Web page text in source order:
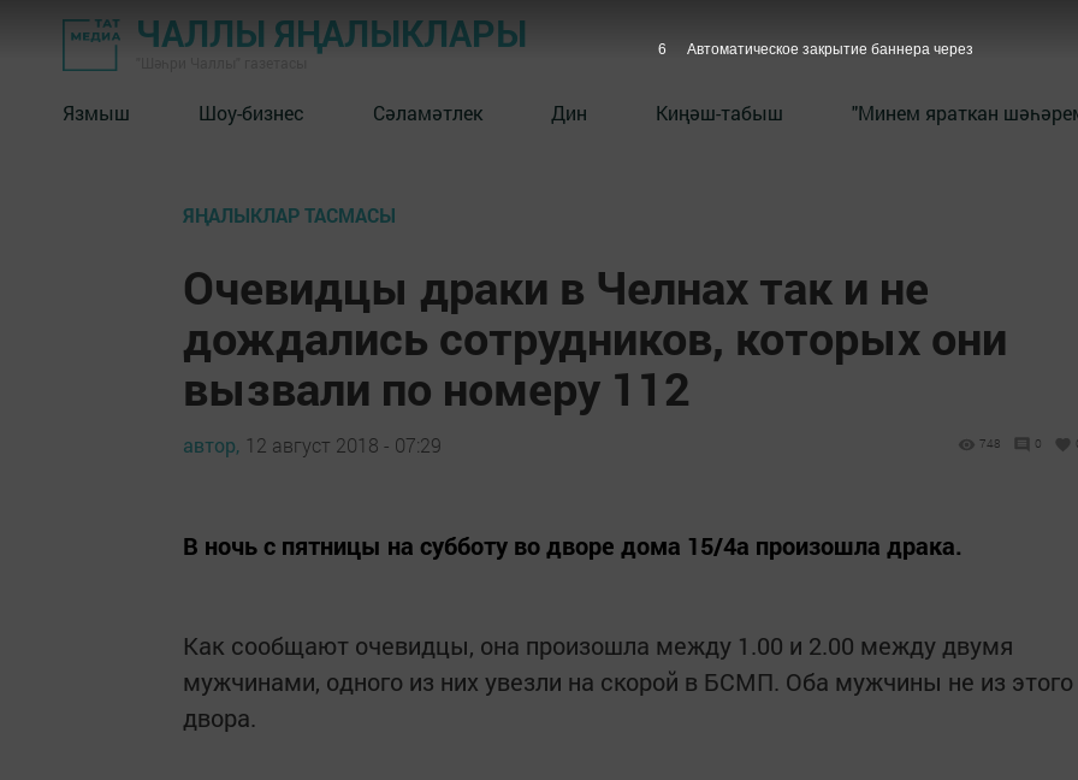
ЧАЛЛЫ ЯҢАЛЫКЛАРЫ
Язмыш Шоу-бизнес Сәламәтлек Дин Киңәш-табыш "Минем яраткан
ЯҢАЛЫКЛАР ТАСМАСЫ
Очевидцы драки в Челнах так и не
дождались сотрудников, которых они
вызвали по номеру 112
автор, 12 август 2018 - 07:29 748 0
В ночь с пятницы на субботу во дворе дома 15/4а произошла драка.
Как сообщают очевидцы, она произошла между 1.00 и 2.00 между двумя
мужчинами, одного из них увезли на скорой в БСМП. Оба мужчины не из этого
двора.
6 Автоматическое закрытие баннера через